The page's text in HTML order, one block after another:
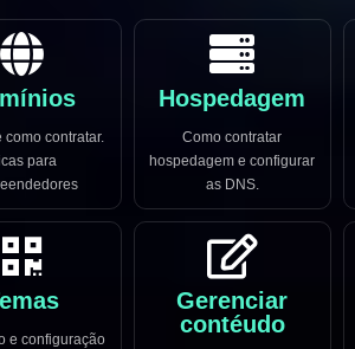
como contratar.
para
Hospedagem
Como contratar
hospedagem e configurar
as DNS.
e configuração
Gerenciar
contéudo